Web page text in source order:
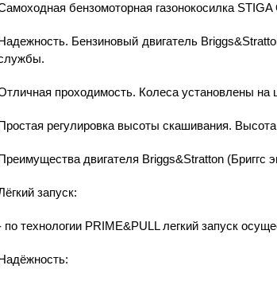
бензомоторная газонокосилка
Бензиновый двигатель
проходимость. Колеса установлены на
регулировка высоты скашивания.
двигателя Briggs&Stratton (Бриггс
запуск:
по технологии PRIME&PULL легкий запуск
Телефон :